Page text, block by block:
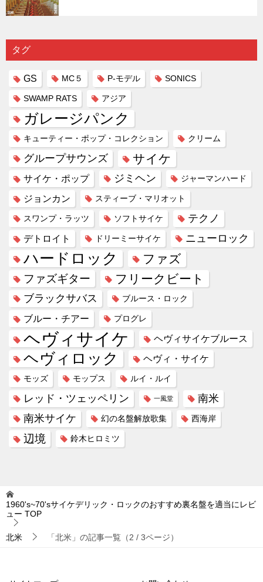
タグ
GS MC５ P-モデル SONICS
SWAMP RATS アジア
ガレージパンク
キューティー・ポップ・コレクション クリーム
グループサウンズ サイケ
サイケ・ポップ ジミヘン ジャーマンハード
ジョンカン スティーブ・マリオット
スワンプ・ラッツ ソフトサイケ テクノ
デトロイト ドリーミーサイケ ニューロック
ハードロック ファズ
ファズギター フリークビート
ブラックサバス ブルース・ロック
ブルー・チアー プログレ
ヘヴィサイケ ヘヴィサイケブルース
ヘヴィロック ヘヴィ・サイケ
モッズ モップス ルイ・ルイ
レッド・ツェッペリン 一風堂
南米
南米サイケ
幻の名盤解放歌集 西海岸
辺境 鈴木ヒロミツ
1960's~70'sサイケデリック・ロックのおすすめ裏名盤を適当にレビ
ュー TOP
北米 「北米」の記事一覧（2 / 3ページ）